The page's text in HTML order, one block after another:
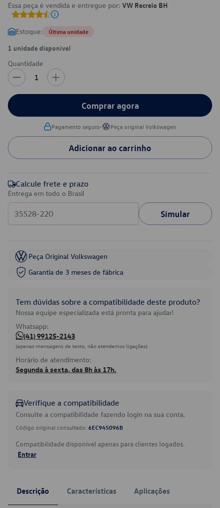
Essa peça é vendida e entregue por: VW Recreio BH
Estoque: Última unidade
1 unidade disponível
Quantidade
1
Comprar agora
Pagamento seguro• Peça original Volkswagen
Adicionar ao carrinho
Calcule frete e prazo
Entrega em todo o Brasil
Simular
Peça Original Volkswagen
Garantia de 3 meses de fábrica
Tem dúvidas sobre a compatibilidade deste produto?
Nossa equipe especializada está pronta para ajudar!
Whatsapp:
(41) 99125-2143
(apenas mensagens de texto, não atendemos ligações)
Horário de atendimento:
Segunda à sexta, das 8h às 17h.
Verifique a compatibilidade
Consulte a compatibilidade fazendo login na sua conta.
Código original consultado: 6EC945096B
Compatibilidade disponível apenas para clientes logados.
Entrar
Descrição Características Aplicações